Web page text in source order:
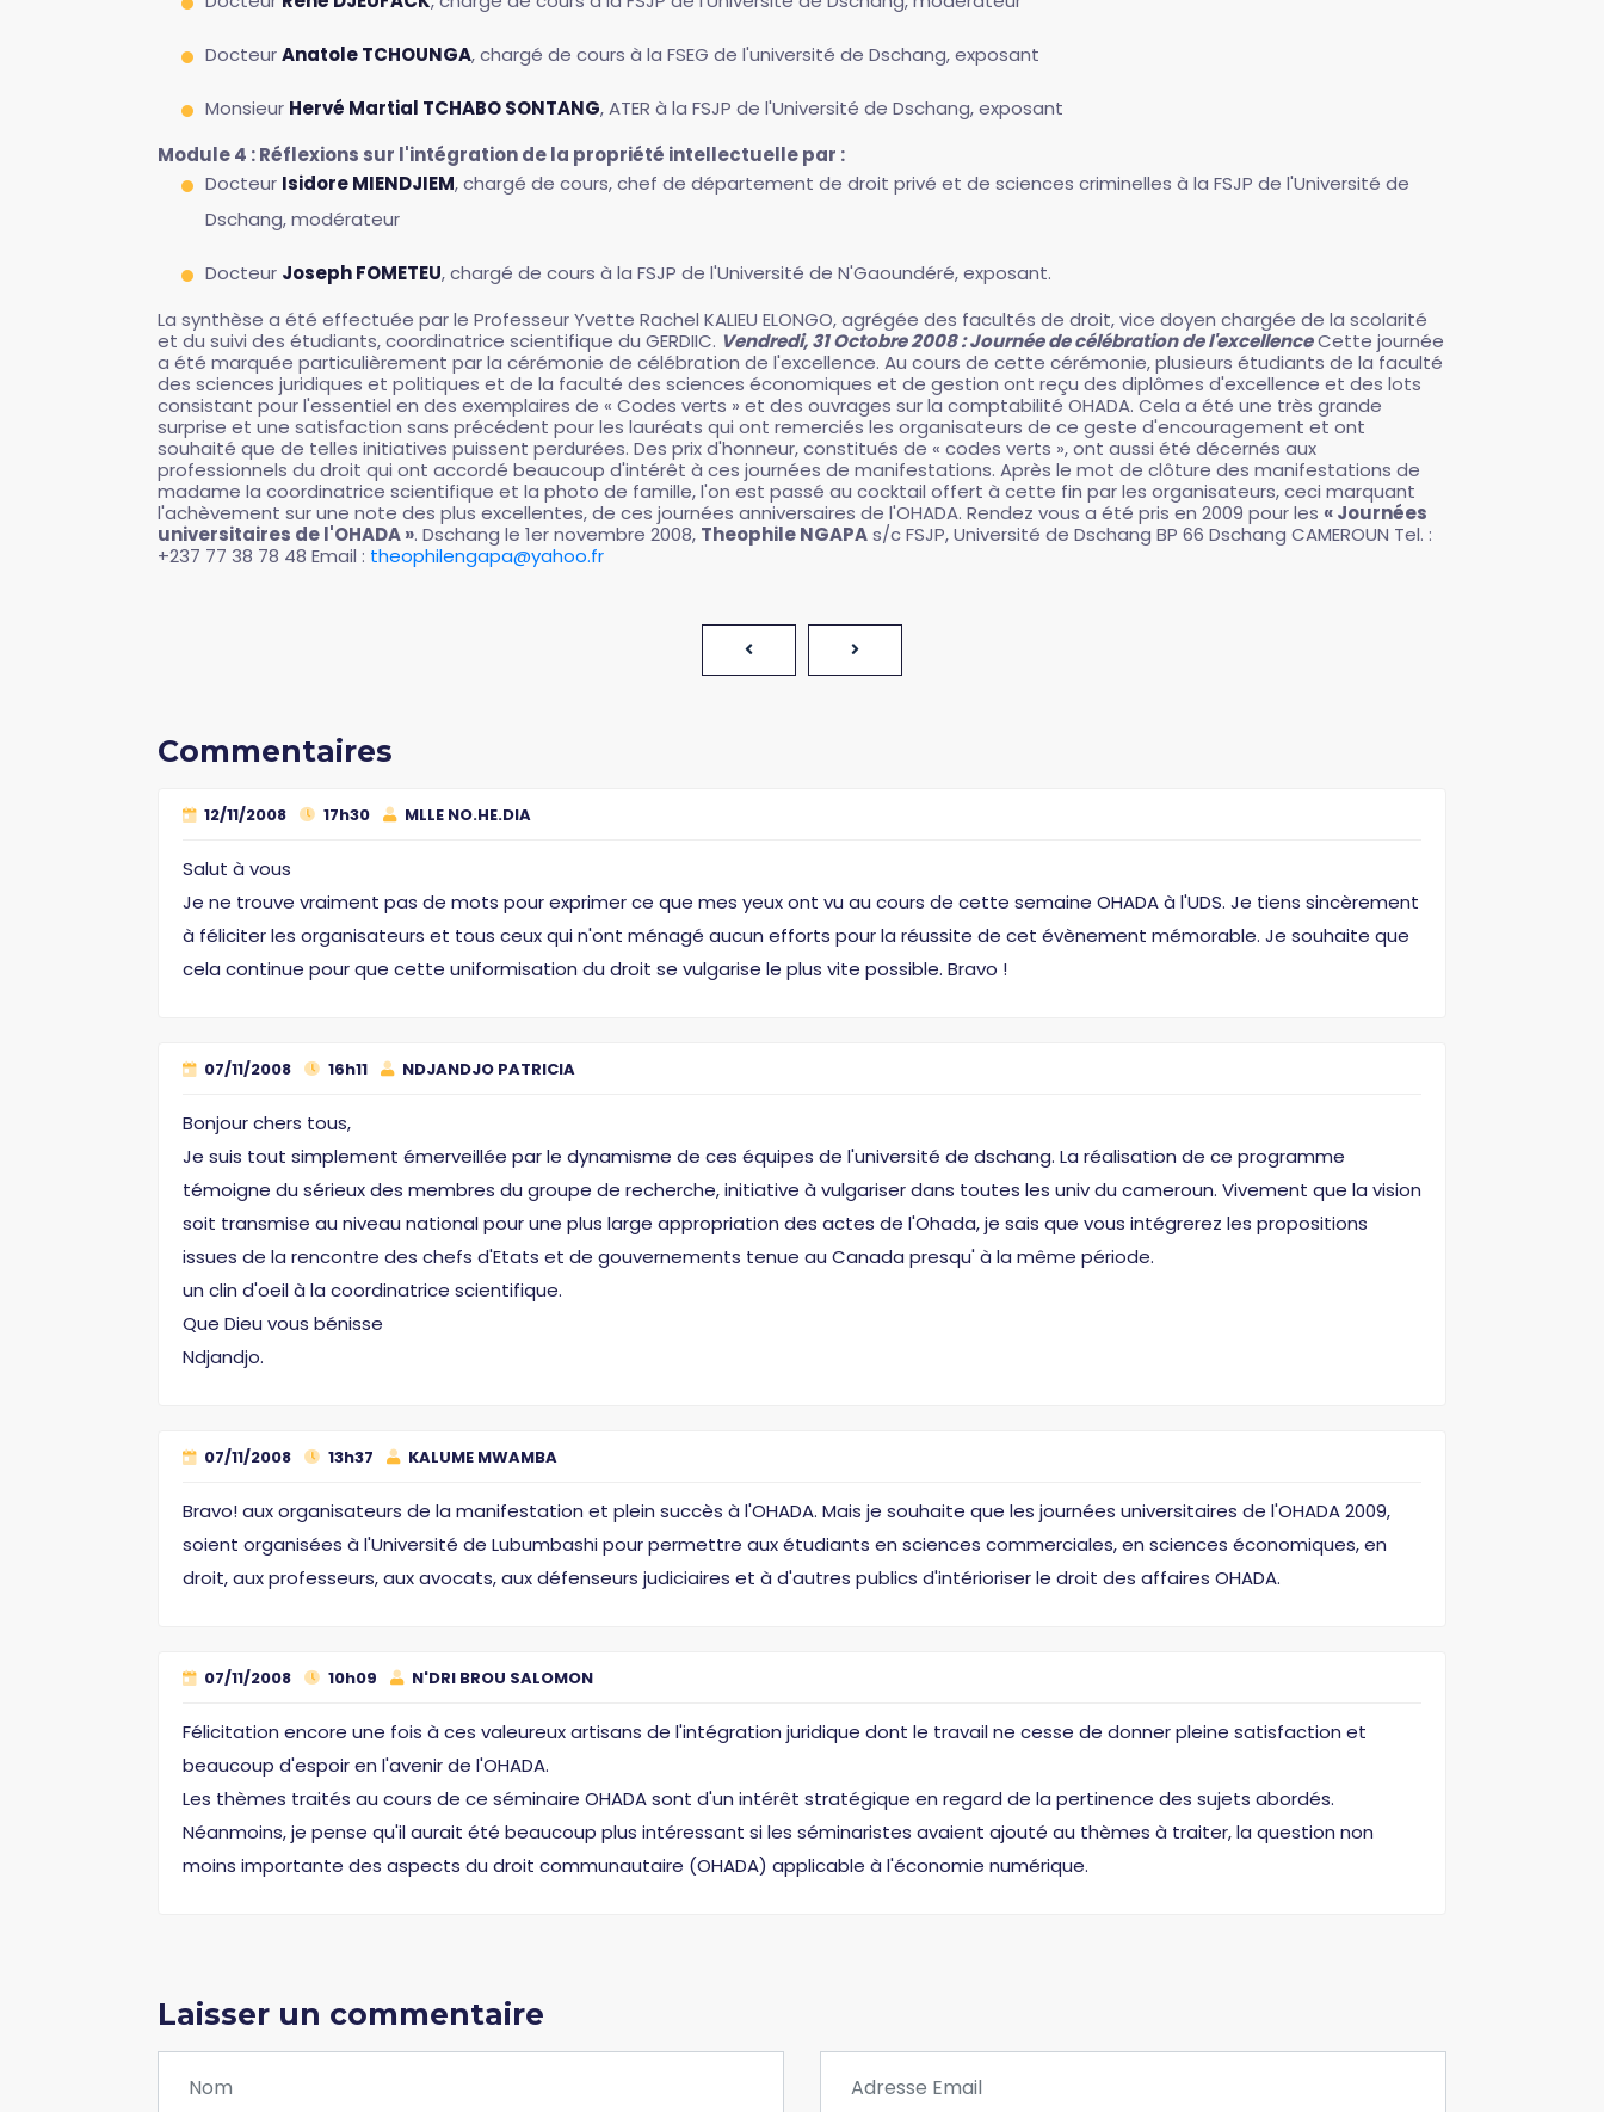
DocteurAnatole TCHOUNGA, chargé de cours à la FSEG de l'université de Dschang, exposant
Monsieur Hervé Martial TCHABO SONTANG, ATER à la FSJP de l'Université de Dschang, exposant
Module 4 : Réflexions sur l'intégration de la propriété intellectuelle par :
Docteur Isidore MIENDJIEM, chargé de cours, chef de département de droit privé et de sciences criminelles à la FSJP de l'Université de
Dschang, modérateur
Docteur Joseph FOMETEU, chargé de cours à la FSJP de l'Université de N'Gaoundéré, exposant.
La synthèse a été effectuée par le Professeur Yvette Rachel KALIEU ELONGO, agrégée des facultés de droit, vice doyen chargée de la scolarité
et du suivi des étudiants, coordinatrice scientifique du GERDIIC. Vendredi, 31 Octobre 2008 : Journée de célébration de l'excellenceCette journée
a été marquée particulièrement par la cérémonie de célébration de l'excellence. Au cours de cette cérémonie, plusieurs étudiants de la faculté
des sciences juridiques et politiques et de la faculté des sciences économiques et de gestion ont reçu des diplômes d'excellence et des lots
consistant pour l'essentiel en des exemplaires de « Codes verts » et des ouvrages sur la comptabilité OHADA. Cela a été une très grande
surprise et une satisfaction sans précédent pour les lauréats qui ont remerciés les organisateurs de ce geste d'encouragement et ont
souhaité que de telles initiatives puissent perdurées. Des prix d'honneur, constitués de « codes verts », ont aussi été décernés aux
professionnels du droit qui ont accordé beaucoup d'intérêt à ces journées de manifestations. Après le mot de clôture des manifestations de
madame la coordinatrice scientifique et la photo de famille, l'on est passé au cocktail offert à cette fin par les organisateurs, ceci marquant
l'achèvement sur une note des plus excellentes, de ces journées anniversaires de l'OHADA. Rendez vous a été pris en 2009 pour les « Journées
universitaires de l'OHADA ». Dschang le 1er novembre 2008, Theophile NGAPAs/c FSJP, Université de Dschang BP 66 Dschang CAMEROUN Tel. :
+237 77 38 78 48 Email : theophilengapa@yahoo.fr
Commentaires
12/11/2008 17h30 MLLE NO.HE.DIA
Salut à vous
Je ne trouve vraiment pas de mots pour exprimer ce que mes yeux ont vu au cours de cette semaine OHADA à l'UDS. Je tiens sincèrement
à féliciter les organisateurs et tous ceux qui n'ont ménagé aucun efforts pour la réussite de cet évènement mémorable. Je souhaite que
cela continue pour que cette uniformisation du droit se vulgarise le plus vite possible. Bravo !
07/11/2008 16h11 NDJANDJO PATRICIA
Bonjour chers tous,
Je suis tout simplement émerveillée par le dynamisme de ces équipes de l'université de dschang. La réalisation de ce programme
témoigne du sérieux des membres du groupe de recherche, initiative à vulgariser dans toutes les univ du cameroun. Vivement que la vision
soit transmise au niveau national pour une plus large appropriation des actes de l'Ohada, je sais que vous intégrerez les propositions
issues de la rencontre des chefs d'Etats et de gouvernements tenue au Canada presqu' à la même période.
un clin d'oeil à la coordinatrice scientifique.
Que Dieu vous bénisse
Ndjandjo.
07/11/2008 13h37 KALUME MWAMBA
Bravo! aux organisateurs de la manifestation et plein succès à l'OHADA. Mais je souhaite que les journées universitaires de l'OHADA 2009,
soient organisées à l'Université de Lubumbashi pour permettre aux étudiants en sciences commerciales, en sciences économiques, en
droit, aux professeurs, aux avocats, aux défenseurs judiciaires et à d'autres publics d'intérioriser le droit des affaires OHADA.
07/11/2008 10h09 N'DRI BROU SALOMON
Félicitation encore une fois à ces valeureux artisans de l'intégration juridique dont le travail ne cesse de donner pleine satisfaction et
beaucoup d'espoir en l'avenir de l'OHADA.
Les thèmes traités au cours de ce séminaire OHADA sont d'un intérêt stratégique en regard de la pertinence des sujets abordés.
Néanmoins, je pense qu'il aurait été beaucoup plus intéressant si les séminaristes avaient ajouté au thèmes à traiter, la question non
moins importante des aspects du droit communautaire (OHADA) applicable à l'économie numérique.
Laisser un commentaire